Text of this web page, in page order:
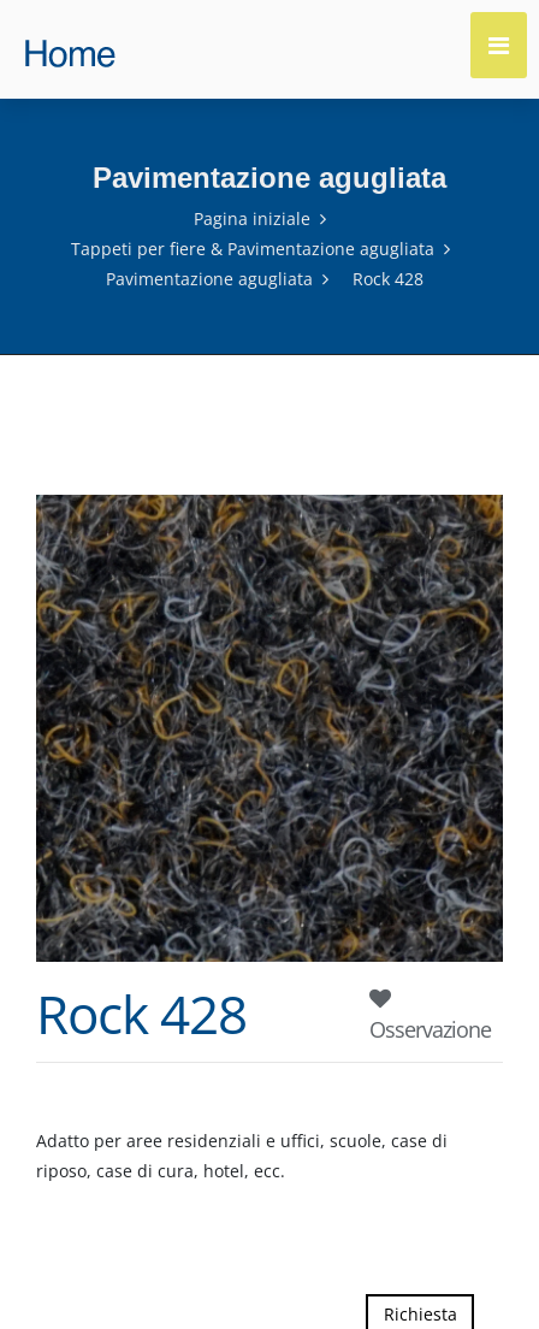
Pavimentazione agugliata
Pagina iniziale
Tappeti per fiere & Pavimentazione agugliata
Pavimentazione agugliata
Rock 428
Rock 428 Osservazione
Adatto per aree residenziali e uffici, scuole, case di
riposo, case di cura, hotel, ecc.
Richiesta